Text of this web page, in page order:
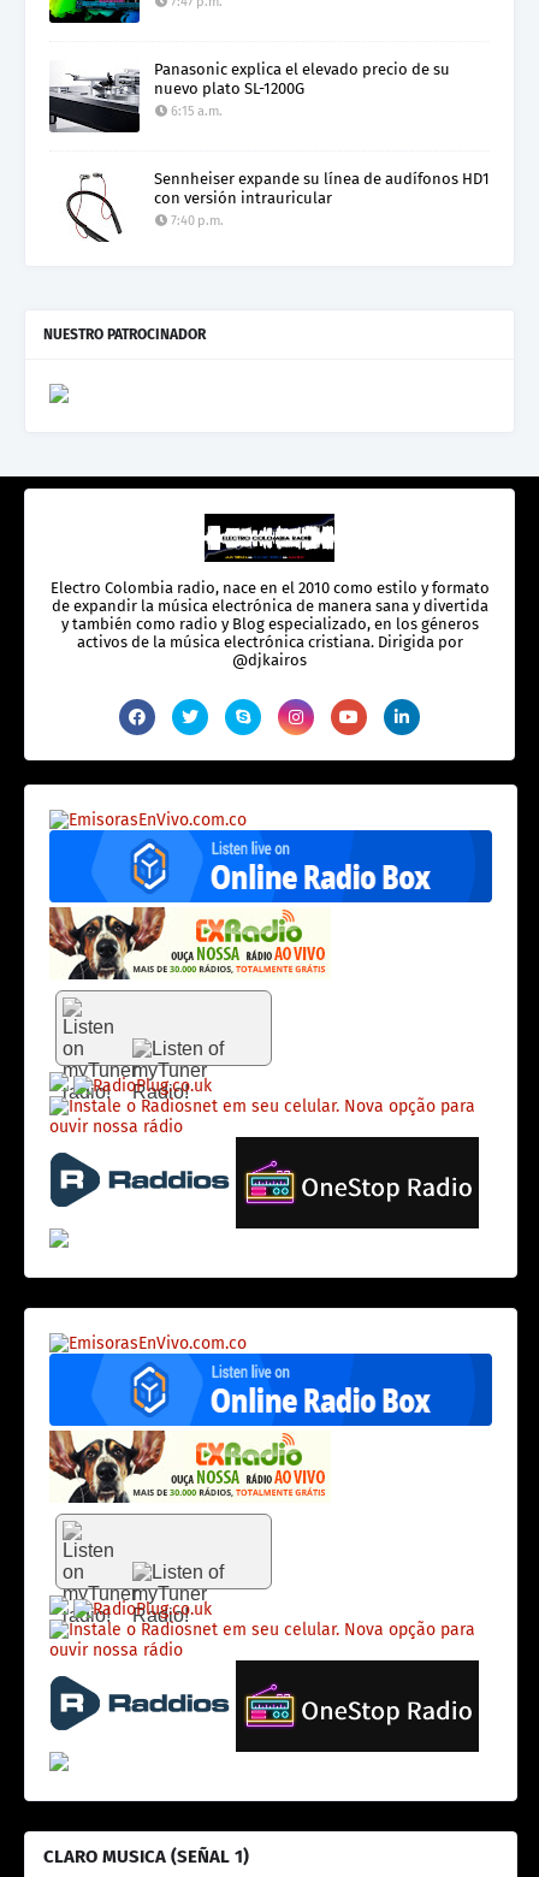
Panasonic explica el elevado precio de su
nuevo plato SL-1200G
6:15 a.m.
Sennheiser expande su línea de audífonos HD1
con versión intrauricular
7:40 p.m.
NUESTRO PATROCINADOR
Electro Colombia radio, nace en el 2010 como estilo y formato
de expandir la música electrónica de manera sana y divertida
y también como radio y Blog especializado, en los géneros
activos de la música electrónica cristiana. Dirigida por
@djkairos
CLARO MUSICA (SEÑAL 1)